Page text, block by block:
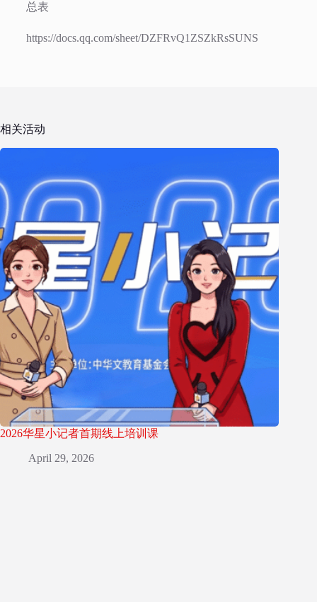
总表
https://docs.qq.com/sheet/DZFRvQ1ZSZkRsSUNS
相关活动
2026华星小记者首期线上培训课
April 29, 2026